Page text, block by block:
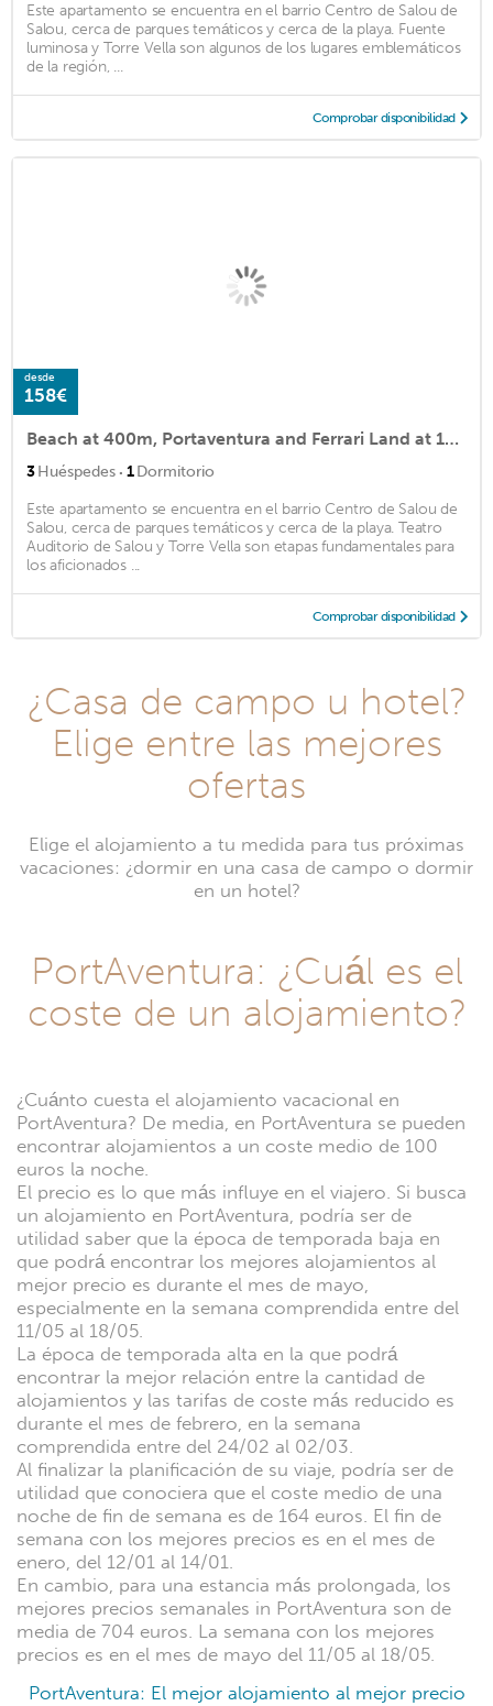
Este apartamento se encuentra en el barrio Centro de Salou de
Salou, cerca de parques temáticos y cerca de la playa. Fuente
luminosa y Torre Vella son algunos de los lugares emblemáticos
de la región, ...
Comprobar disponibilidad
desde
158€
Beach at 400m, Portaventura and Ferrari Land at 1300m. With terrace and swimming pool,
3Huéspedes · 1Dormitorio
Este apartamento se encuentra en el barrio Centro de Salou de
Salou, cerca de parques temáticos y cerca de la playa. Teatro
Auditorio de Salou y Torre Vella son etapas fundamentales para
los aficionados ...
Comprobar disponibilidad
¿Casa de campo u hotel?
Elige entre las mejores
ofertas
Elige el alojamiento a tu medida para tus próximas
vacaciones: ¿dormir en una casa de campo o dormir
en un hotel?
PortAventura: ¿Cuál es el
coste de un alojamiento?
¿Cuánto cuesta el alojamiento vacacional en
PortAventura? De media, en PortAventura se pueden
encontrar alojamientos a un coste medio de 100
euros la noche.
El precio es lo que más influye en el viajero. Si busca
un alojamiento en PortAventura, podría ser de
utilidad saber que la época de temporada baja en
que podrá encontrar los mejores alojamientos al
mejor precio es durante el mes de mayo,
especialmente en la semana comprendida entre del
11/05 al 18/05.
La época de temporada alta en la que podrá
encontrar la mejor relación entre la cantidad de
alojamientos y las tarifas de coste más reducido es
durante el mes de febrero, en la semana
comprendida entre del 24/02 al 02/03.
Al finalizar la planificación de su viaje, podría ser de
utilidad que conociera que el coste medio de una
noche de fin de semana es de 164 euros. El fin de
semana con los mejores precios es en el mes de
enero, del 12/01 al 14/01.
En cambio, para una estancia más prolongada, los
mejores precios semanales in PortAventura son de
media de 704 euros. La semana con los mejores
precios es en el mes de mayo del 11/05 al 18/05.
PortAventura: El mejor alojamiento al mejor precio